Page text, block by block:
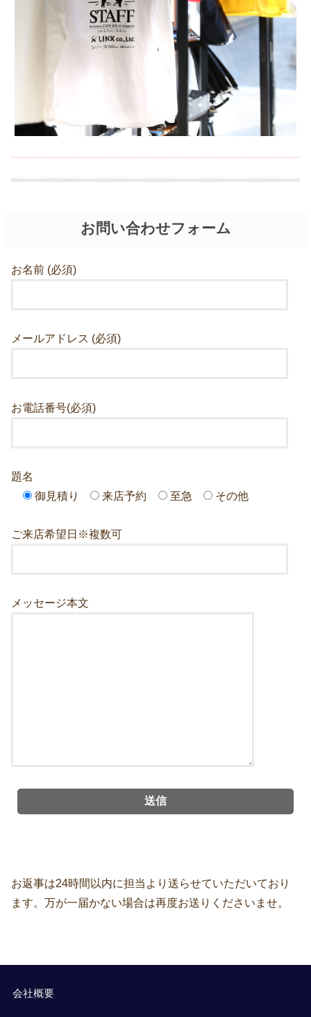
お問い合わせフォーム
お名前 (必須)
メールアドレス (必須)
お電話番号(必須)
題名
御見積り
来店予約 至急 その他
ご来店希望日※複数可
メッセージ本文
お返事は24時間以内に担当より送らせていただいており
ます。万が一届かない場合は再度お送りくださいませ。
会社概要